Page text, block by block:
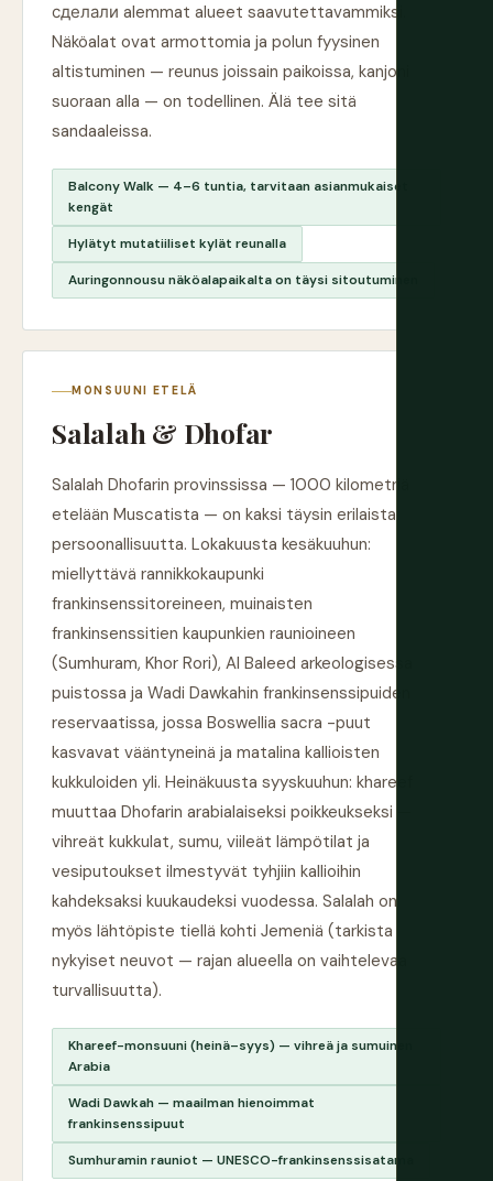
сделали alemmat alueet saavutettavammiksi.
Näköalat ovat armottomia ja polun fyysinen
altistuminen — reunus joissain paikoissa, kanjoni
suoraan alla — on todellinen. Älä tee sitä
sandaaleissa.
Balcony Walk — 4–6 tuntia, tarvitaan asianmukaiset
kengät
Hylätyt mutatiiliset kylät reunalla
Auringonnousu näköalapaikalta on täysi sitoutuminen
MONSUUNI ETELÄ
Salalah & Dhofar
Salalah Dhofarin provinssissa — 1000 kilometriä
etelään Muscatista — on kaksi täysin erilaista
persoonallisuutta. Lokakuusta kesäkuuhun:
miellyttävä rannikkokaupunki
frankinsenssitoreineen, muinaisten
frankinsenssitien kaupunkien raunioineen
(Sumhuram, Khor Rori), Al Baleed arkeologisessa
puistossa ja Wadi Dawkahin frankinsenssipuiden
reservaatissa, jossa Boswellia sacra -puut
kasvavat vääntyneinä ja matalina kallioisten
kukkuloiden yli. Heinäkuusta syyskuuhun: khareef
muuttaa Dhofarin arabialaiseksi poikkeukseksi —
vihreät kukkulat, sumu, viileät lämpötilat ja
vesiputoukset ilmestyvät tyhjiin kallioihin
kahdeksaksi kuukaudeksi vuodessa. Salalah on
myös lähtöpiste tiellä kohti Jemeniä (tarkista
nykyiset neuvot — rajan alueella on vaihtelevaa
turvallisuutta).
Khareef-monsuuni (heinä–syys) — vihreä ja sumuinen
Arabia
Wadi Dawkah — maailman hienoimmat
frankinsenssipuut
Sumhuramin rauniot — UNESCO-frankinsenssisatama